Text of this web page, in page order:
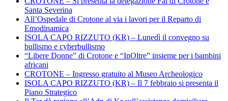
Santa Severina
All’Ospedale di Crotone al via i lavori per il Reparto di
Emodinamica
ISOLA CAPO RIZZUTO (KR) – Lunedì il convegno su
bullismo e cyberbullismo
“Libere Donne” di Crotone e “InOltre” insieme per i bambini
africani
CROTONE – Ingresso gratuito al Museo Archeologico
ISOLA CAPO RIZZUTO (KR) – Il 7 febbraio si presenta il
Piano Strategico